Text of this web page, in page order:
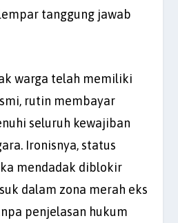
tanggung jawab
warga telah memiliki
rutin membayar
seluruh kewajiban
Ironisnya, status
mendadak diblokir
dalam zona merah eks
penjelasan hukum